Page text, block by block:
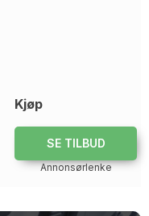
Kjøp
SE TILBUD
Annonsørlenke